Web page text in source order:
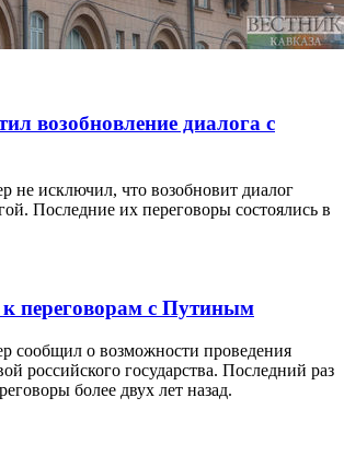
возобновление диалога с
не исключил, что возобновит диалог
Последние их переговоры состоялись в
переговорам с Путиным
сообщил о возможности проведения
российского государства. Последний раз
более двух лет назад.